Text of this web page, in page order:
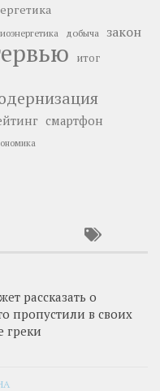
добыча закон
итог
смартфон
рассказать о
пропустили в своих
греки